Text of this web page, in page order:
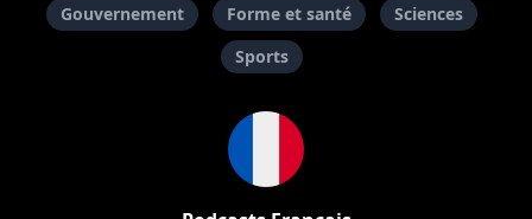
Gouvernement
Forme et santé
Sciences
Sports